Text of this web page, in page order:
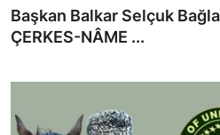
Başkan Balkar Selçuk
ÇERKES-NÂME ...